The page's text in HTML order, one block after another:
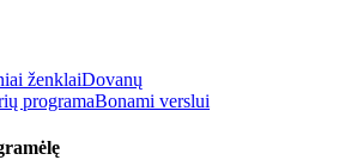
ženklaiDovanų
programaBonami verslui